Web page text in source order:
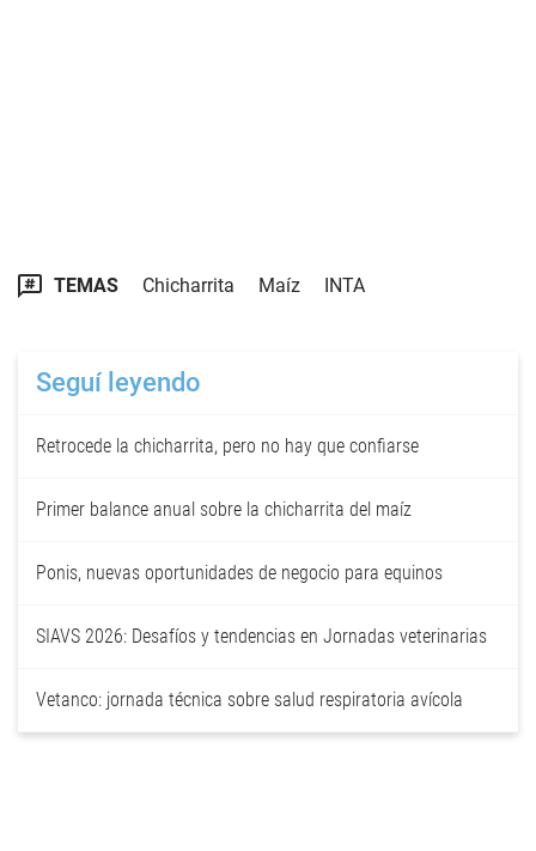
TEMAS Chicharrita Maíz INTA
Seguí leyendo
Retrocede la chicharrita, pero no hay que confiarse
Primer balance anual sobre la chicharrita del maíz
Ponis, nuevas oportunidades de negocio para equinos
SIAVS 2026: Desafíos y tendencias en Jornadas veterinarias
Vetanco: jornada técnica sobre salud respiratoria avícola